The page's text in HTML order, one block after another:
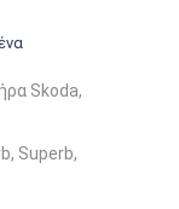
Skoda,
, Superb,